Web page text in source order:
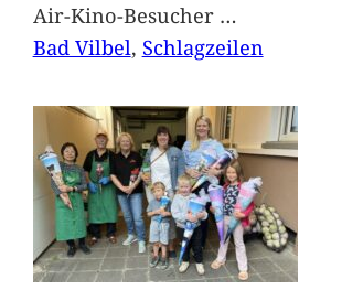
Air-Kino-Besucher …
Bad Vilbel, Schlagzeilen